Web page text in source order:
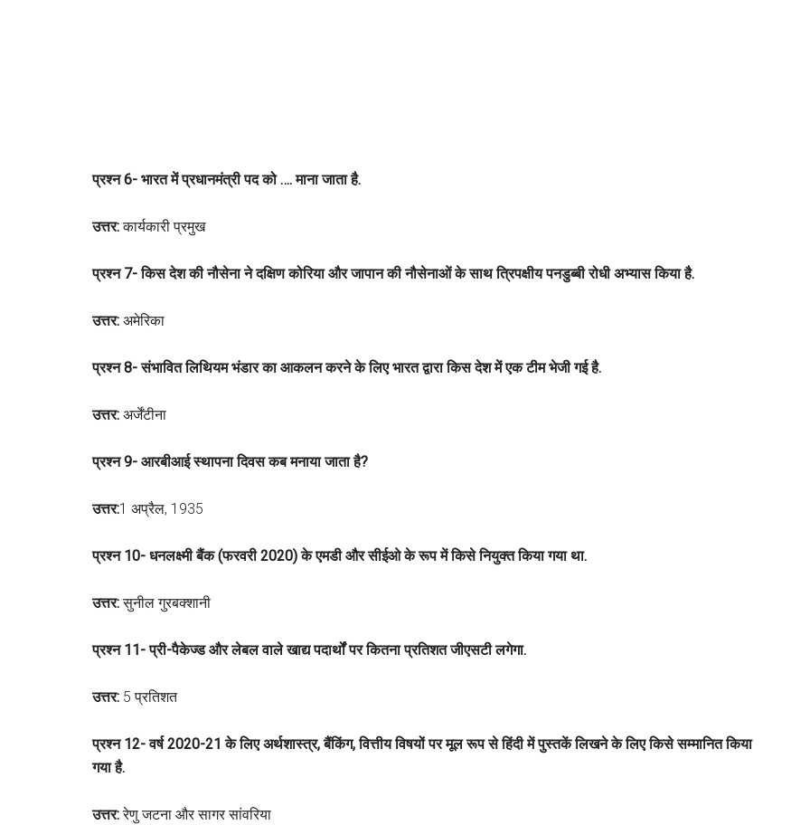
प्रश्न 6- भारत में प्रधानमंत्री पद को …. माना जाता है.
उत्तर:कार्यकारी प्रमुख
प्रश्न 7- किस देश की नौसेना ने दक्षिण कोरिया और जापान की नौसेनाओं के साथ त्रिपक्षीय पनडुब्बी रोधी अभ्यास किया है.
उत्तर: अमेरिका
प्रश्न 8- संभावित लिथियम भंडार का आकलन करने के लिए भारत द्वारा किस देश में एक टीम भेजी गई है.
उत्तर: अर्जेंटीना
प्रश्न 9- आरबीआई स्थापना दिवस कब मनाया जाता है?
उत्तर:1 अप्रैल, 1935
प्रश्न 10- धनलक्ष्मी बैंक (फरवरी 2020) के एमडी और सीईओ के रूप में किसे नियुक्त किया गया था.
उत्तर:सुनील गुरबक्शानी
प्रश्न 11- प्री-पैकेज्ड और लेबल वाले खाद्य पदार्थों पर कितना प्रतिशत जीएसटी लगेगा.
उत्तर: 5 प्रतिशत
प्रश्न 12- वर्ष 2020-21 के लिए अर्थशास्त्र, बैंकिंग, वित्तीय विषयों पर मूल रूप से हिंदी में पुस्तकें लिखने के लिए किसे सम्मानित किया
गया है.
उत्तर:रेणु जटना और सागर सांवरिया